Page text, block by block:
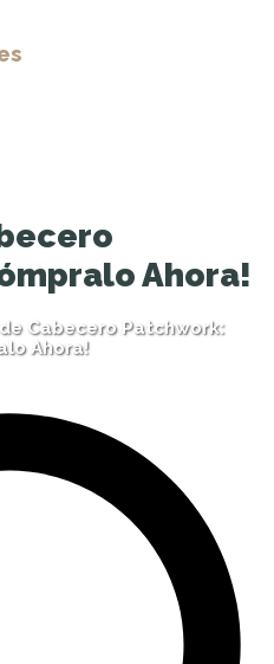
Ahora!
Cabecero Patchwork:
Ahora!